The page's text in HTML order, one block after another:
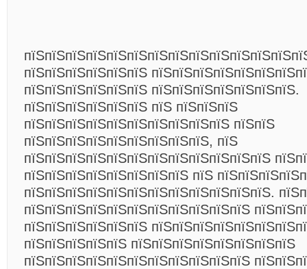
пїЅпїЅпїЅпїЅпїЅпїЅ
пїЅпїЅпїЅпїЅпїЅпїЅ пїЅпїЅпїЅпїЅпїЅпїЅпїЅ.
пїЅпїЅпїЅпїЅпїЅпїЅ пїЅ пїЅпїЅпїЅ
пїЅпїЅпїЅпїЅпїЅпїЅпїЅпїЅпїЅпїЅ пїЅпїЅ
пїЅпїЅпїЅпїЅпїЅпїЅпїЅпїЅпїЅ, пїЅ
пїЅпїЅпїЅпїЅпїЅпїЅпїЅпїЅпїЅпїЅпїЅпїЅ
пїЅпїЅпїЅпїЅпїЅпїЅпїЅпїЅ пїЅ
пїЅпїЅпїЅпїЅпїЅпїЅпїЅпїЅпїЅпїЅпїЅпїЅ.
пїЅпїЅпїЅпїЅпїЅпїЅпїЅпїЅпїЅпїЅпїЅ
пїЅпїЅпїЅпїЅпїЅпїЅ
пїЅпїЅпїЅпїЅпїЅ пїЅпїЅпїЅпїЅпїЅпїЅпїЅпїЅ
пїЅпїЅпїЅпїЅпїЅпїЅпїЅпїЅпїЅпїЅпїЅ